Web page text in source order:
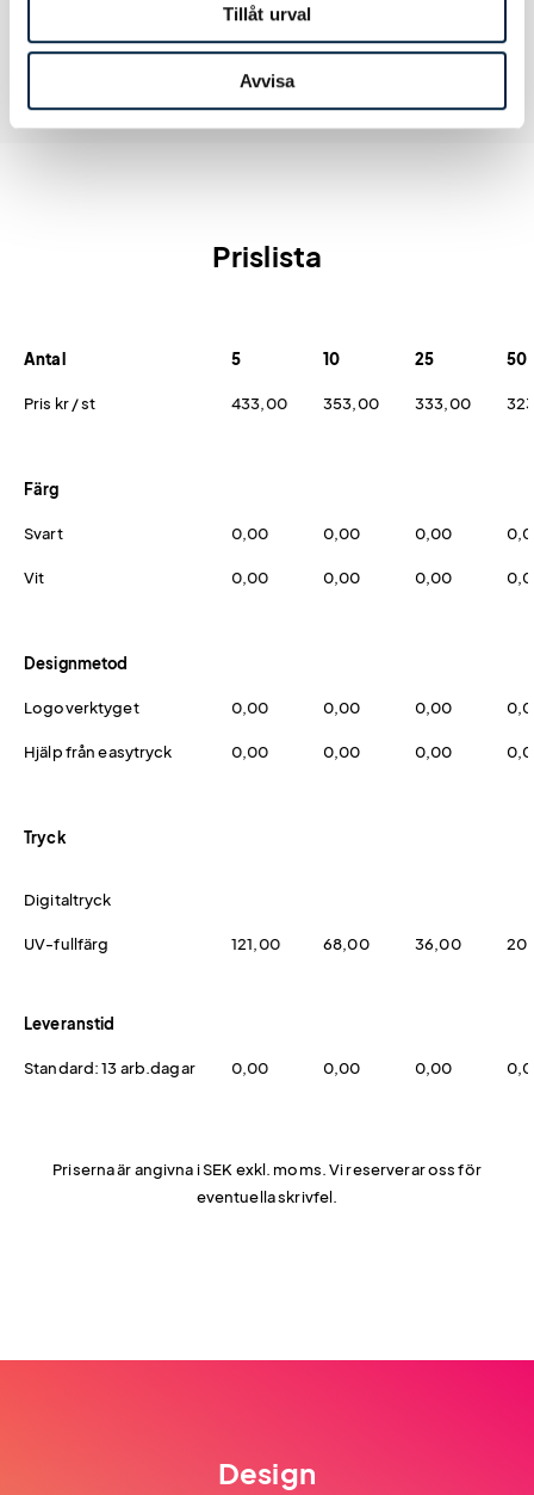
Tillåt urval
Avvisa
Prislista
Antal 5 10 25 50
Pris kr / st 433,00 353,00 333,00
Färg
Svart 0,00 0,00 0,00
Vit 0,00 0,00 0,00
Designmetod
Logoverktyget 0,00 0,00 0,00
Hjälp från easytryck 0,00 0,00 0,00
Tryck
Digitaltryck
UV-fullfärg 121,00 68,00 36,00
Leveranstid
Standard: 13 arb.dagar 0,00 0,00 0,00
Priserna är angivna i SEK exkl. moms. Vi reserverar oss för
eventuella skrivfel.
Design